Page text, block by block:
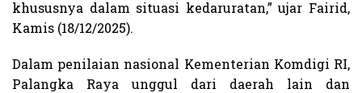
khususnya dalam situasi kedaruratan,” ujar Fairid,
Kamis (18/12/2025).
Dalam penilaian nasional Kementerian Komdigi RI,
Palangka Raya unggul dari daerah lain dan